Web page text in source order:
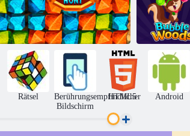
Schiffe
Versenken
Bubble Woods
Rätsel
Berührungsempfindlicher
Bildschirm
HTML5 Android